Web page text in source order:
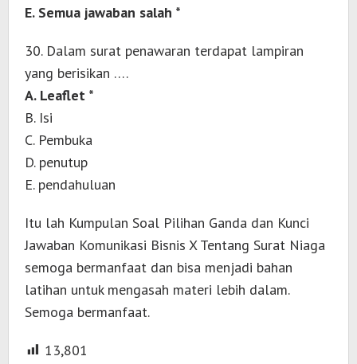
E. Semua jawaban salah *
30. Dalam surat penawaran terdapat lampiran
yang berisikan ….
A. Leaflet *
B. Isi
C. Pembuka
D. penutup
E. pendahuluan
Itu lah Kumpulan Soal Pilihan Ganda dan Kunci
Jawaban Komunikasi Bisnis X Tentang Surat Niaga
semoga bermanfaat dan bisa menjadi bahan
latihan untuk mengasah materi lebih dalam.
Semoga bermanfaat.
13,801